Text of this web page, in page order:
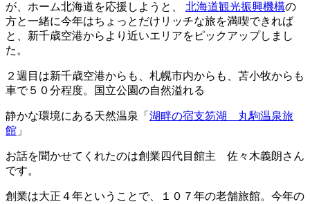
が、ホーム北海道を応援しようと
北海道観光振興機構の
方と一緒に今年はちょっとだけリッチな旅を満喫できれば
と、新千歳空港からより近いエリアをピックアップしまし
た。
２週目は新千歳空港からも、札幌市内からも、苫小牧からも
車で５０分程度。国立公園の自然溢れる
静かな環境にある天然温泉「 湖畔の宿支笏湖 丸駒温泉旅
館 」
お話を聞かせてくれたのは創業四代目館主 佐々木義朗さん
です。
創業は大正４年ということで、１０７年の老舗旅館。今年の